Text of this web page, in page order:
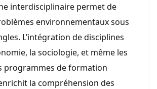
interdisciplinaire permet de
environnementaux sous
L’intégration de disciplines
la sociologie, et même les
programmes de formation
la compréhension des